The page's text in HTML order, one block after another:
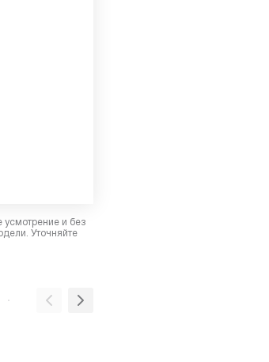
усмотрение и без
Уточняйте